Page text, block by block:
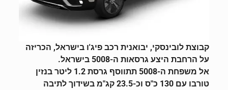
קבוצת לובינסקי, יבואנית רכב פיג'ו בישראל, הכריזה
על הרחבת היצע גרסאות ה-5008 בישראל.
אל משפחת ה-5008 תתווסף גרסת 1.2 ליטר בנזין
טורבו עם 130 כ"ס וכ-23.5 קג"מ בשידוך לתיבה